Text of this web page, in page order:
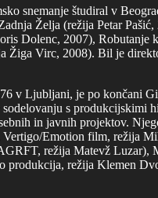
snemanje študiral v
Želja (režija Petar
Dolenc, 2007),
Žiga Virc, 2008). Bil je
v Ljubljani, je po končani
s produkcijskimi
in javnih projektov.
Vertigo/Emotion film, režija
režija Matevž Luzar),
produkcija, režija Klemen